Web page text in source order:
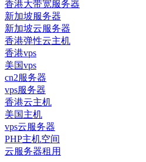
香港大带宽服务器
新加坡服务器
新加坡云服务器
香港弹性云主机
香港vps
美国vps
cn2服务器
vps服务器
香港云主机
美国主机
vps云服务器
PHP主机空间
云服务器租用